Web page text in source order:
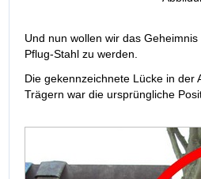
Und nun wollen wir das
Pflug-Stahl zu werden.
Die gekennzeichnete Lücke in der
Trägern war die ursprüngliche